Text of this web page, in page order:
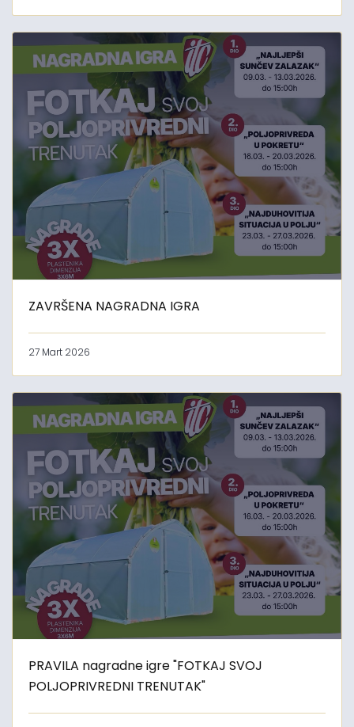
ZAVRŠENA NAGRADNA IGRA
27 Mart 2026
PRAVILA nagradne igre "FOTKAJ SVOJ
POLJOPRIVREDNI TRENUTAK"